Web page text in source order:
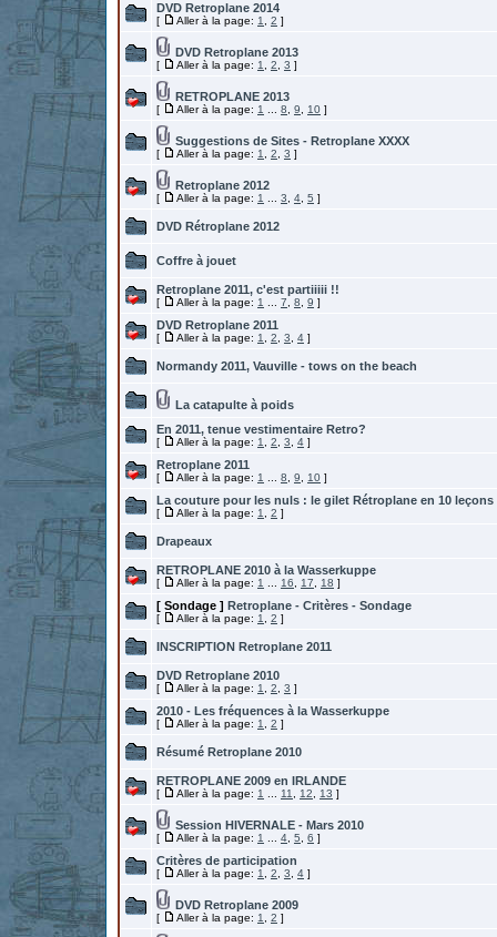
DVD Retroplane 2014
[ Aller à la page: 1 2 ]
DVD Retroplane 2013
[ Aller à la page: 1 2 3 ]
RETROPLANE 2013
[ Aller à la page: 1 8 9 10 ]
Suggestions de Sites - Retroplane XXXX
[ Aller à la page: 1 2 3 ]
Retroplane 2012
[ Aller à la page: 1 3 4 5 ]
DVD Rétroplane 2012
Coffre à jouet
Retroplane 2011, c'est partiiiii !!
[ Aller à la page: 1 7 8 9 ]
DVD Retroplane 2011
[ Aller à la page: 1 2 3 4 ]
Normandy 2011, Vauville - tows on the beach
La catapulte à poids
En 2011, tenue vestimentaire Retro?
[ Aller à la page: 1 2 3 4 ]
Retroplane 2011
[ Aller à la page: 1 8 9 10 ]
La couture pour les nuls : le gilet Rétroplane en 10 leçons
[ Aller à la page: 1 2 ]
Drapeaux
RETROPLANE 2010 à la Wasserkuppe
[ Aller à la page: 1 16 17 18 ]
[ Sondage ] Retroplane - Critères - Sondage
[ Aller à la page: 1 2 ]
INSCRIPTION Retroplane 2011
DVD Retroplane 2010
[ Aller à la page: 1 2 3 ]
2010 - Les fréquences à la Wasserkuppe
[ Aller à la page: 1 2 ]
Résumé Retroplane 2010
RETROPLANE 2009 en IRLANDE
[ Aller à la page: 1 11 12 13 ]
Session HIVERNALE - Mars 2010
[ Aller à la page: 1 4 5 6 ]
Critères de participation
[ Aller à la page: 1 2 3 4 ]
DVD Retroplane 2009
[ Aller à la page: 1 2 ]